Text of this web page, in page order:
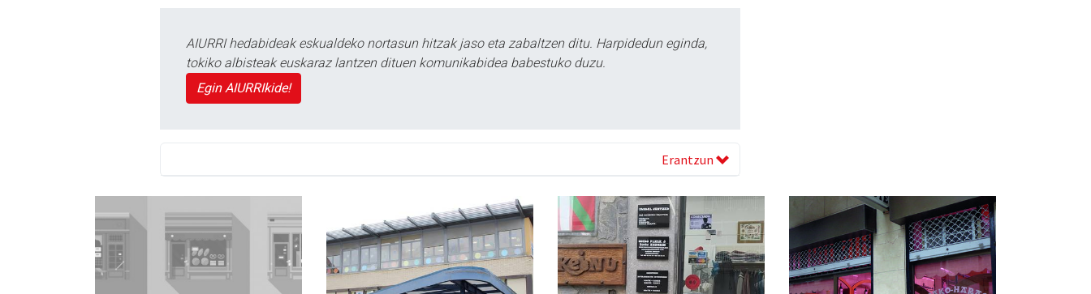
AIURRI hedabideak eskualdeko nortasun hitzak jaso eta zabaltzen ditu. Harpidedun eginda,
tokiko albisteak euskaraz lantzen dituen komunikabidea babestuko duzu.
Egin AIURRIkide!
Erantzun